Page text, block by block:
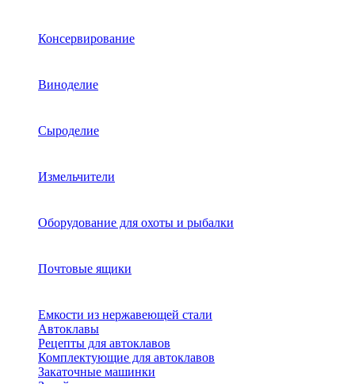
Консервирование
Виноделие
Сыроделие
Измельчители
Оборудование для охоты и рыбалки
Почтовые ящики
Емкости из нержавеющей стали
Автоклавы
Рецепты для автоклавов
Комплектующие для автоклавов
Закаточные машинки